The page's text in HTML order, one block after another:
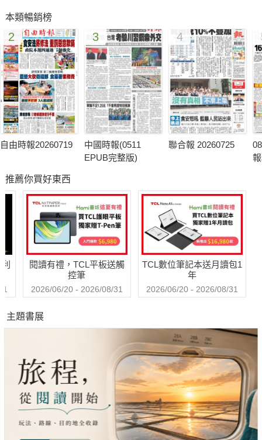
本類暢銷榜
2
自由時報20260719
3
中國時報(0511
EPUB完整版)
4
聯合報 20260725
推薦你買好東西
閱讀有禮，TCL平板送觸
控筆
2026/06/20 - 2026/08/31
TCL數位筆記本送月讀包1
年
2026/06/20 - 2026/08/31
主題書展